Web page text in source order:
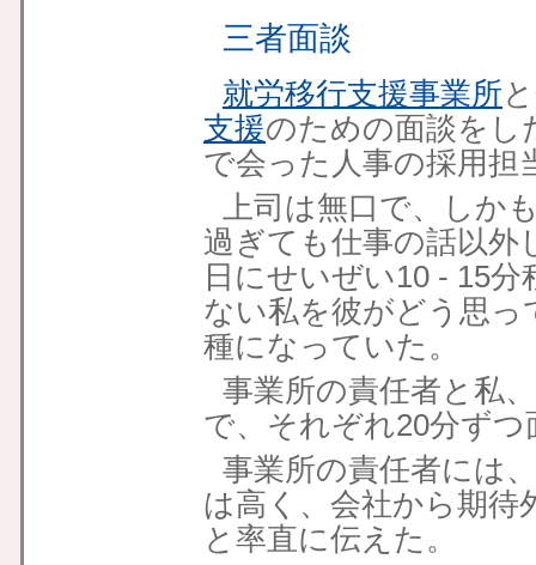
三者面談
就労移行支援事業所
支援のための面談をし
で会った人事の採用担
上司は無口で、しか
過ぎても仕事の話以
日にせいぜい10 - 15
ない私を彼がどう思
種になっていた。
事業所の責任者と私
で、それぞれ20分ずつ
事業所の責任者には
は高く、会社から期待
と率直に伝えた。